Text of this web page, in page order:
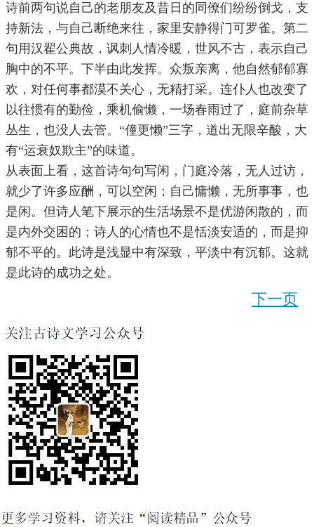
诗前两句说自己的老朋友及昔日的同僚们纷纷倒戈，支
持新法，与自己断绝来往，家里安静得门可罗雀。第二
句用汉翟公典故，讽刺人情冷暖，世风不古，表示自己
胸中的不平。下半由此发挥。众叛亲离，他自然郁郁寡
欢，对任何事都漠不关心，无精打采。连仆人也改变了
以往惯有的勤俭，乘机偷懒，一场春雨过了，庭前杂草
丛生，也没人去管。“僮更懒”三字，道出无限辛酸，大
有“运衰奴欺主”的味道。
从表面上看，这首诗句句写闲，门庭冷落，无人过访，
就少了许多应酬，可以空闲；自己慵懒，无所事事，也
是闲。但诗人笔下展示的生活场景不是优游闲散的，而
是内外交困的；诗人的心情也不是恬淡安适的，而是抑
郁不平的。此诗是浅显中有深致，平淡中有沉郁。这就
是此诗的成功之处。
下一页